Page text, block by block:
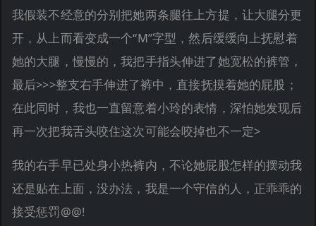
我假装不经意的分别把她两条腿往上方提，让大腿分更
开，从上而看变成一个“M”字型，然后缓缓向上抚慰着
她的大腿，慢慢的，我把手指头伸进了她宽松的裤管，
最后>>>整支右手伸进了裤中，直接抚摸着她的屁股；
在此同时，我也一直留意着小玲的表情，深怕她发现后
再一次把我舌头咬住这次可能会咬掉也不一定>
我的右手早已处身小热裤内，不论她屁股怎样的摆动我
还是贴在上面，没办法，我是一个守信的人，正乖乖的
接受惩罚@@!